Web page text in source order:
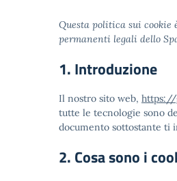
Questa politica sui
permanenti legali dello
1. Introduzione
Il nostro sito web, https://
tutte le tecnologie sono
documento sottostante ti
2. Cosa sono i